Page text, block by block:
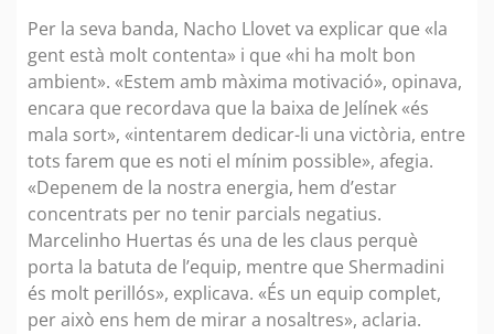
Per la seva banda, Nacho Llovet va explicar que «la
gent està molt contenta» i que «hi ha molt bon
ambient». «Estem amb màxima motivació», opinava,
encara que recordava que la baixa de Jelínek «és
mala sort», «intentarem dedicar-li una victòria, entre
tots farem que es noti el mínim possible», afegia.
«Depenem de la nostra energia, hem d’estar
concentrats per no tenir parcials negatius.
Marcelinho Huertas és una de les claus perquè
porta la batuta de l’equip, mentre que Shermadini
és molt perillós», explicava. «És un equip complet,
per això ens hem de mirar a nosaltres», aclaria.